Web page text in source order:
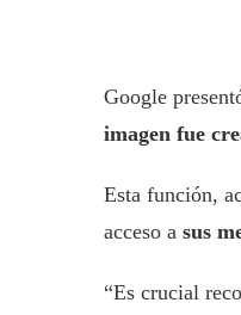
Google
imagen fue
Esta función,
acceso a sus
“Es crucial